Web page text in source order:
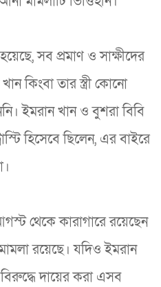
সব প্রমাণ ও সাক্ষীদের
কিংবা তার স্ত্রী কোনো
ইমরান খান ও বুশরা বিবি
হিসেবে ছিলেন, এর বাইরে
থেকে কারাগারে রয়েছেন
রয়েছে। যদিও ইমরান
দায়ের করা এসব